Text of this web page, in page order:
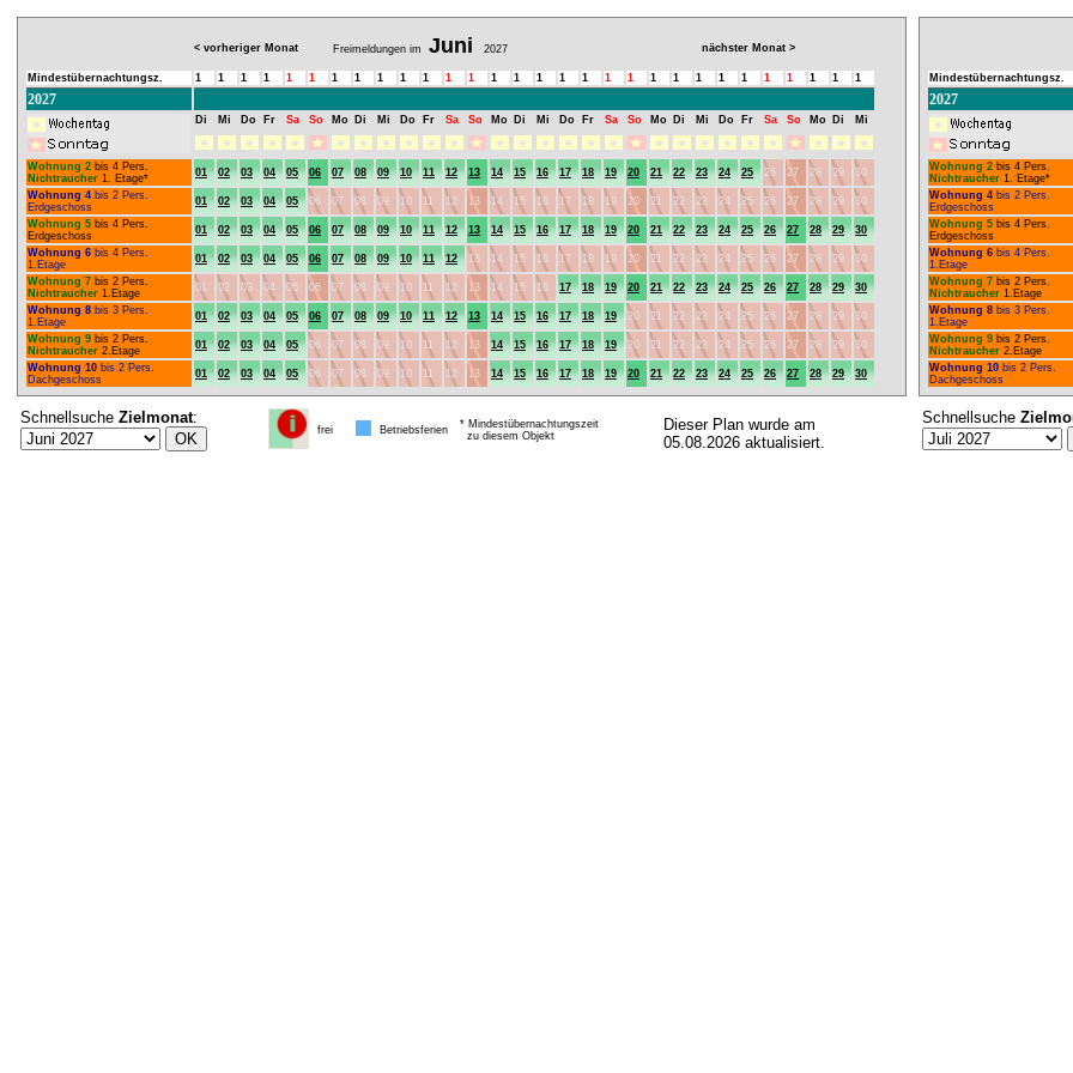
< vorheriger Monat Freimeldungen im Juni 2027 nächster Monat >
Mindestübernachtungsz. 1 1 1 1 1 1 1 1 1 1 1 1 1 1 1 1 1 1 1 1 1 1 1 1 1 1 1 1 1 1
2027
Di Mi Do Fr Sa So Mo Di Mi Do Fr Sa So Mo Di Mi Do Fr Sa So Mo Di Mi Do Fr Sa So Mo Di Mi
Wohnung 2 bis 4 Pers.
Nichtraucher 1. Etage* 01 02 03 04 05 06 07 08 09 10 11 12 13 14 15 16 17 18 19 20 21 22 23 24 25 26 27 28 29
30
Wohnung 4 bis 2 Pers.
Erdgeschoss
01 02 03 04 05 06 07 08 09 10 11 12 13 14 15 16 17 18 19 20 21 22 23 24 25 26 27 28 29
30
Wohnung 5 bis 4 Pers.
Erdgeschoss
01 02 03 04 05 06 07 08 09 10 11 12 13 14 15 16 17 18 19 20 21 22 23 24 25 26 27 28 29
30
Wohnung 6 bis 4 Pers.
1.Etage
01 02 03 04 05 06 07 08 09 10 11 12 13 14 15 16 17 18 19 20 21 22 23 24 25 26 27 28 29
30
Wohnung 7 bis 2 Pers.
Nichtraucher 1.Etage 01 02 03 04 05 06 07 08 09 10 11 12 13 14 15 16 17 18 19 20 21 22 23 24 25 26 27 28 29
30
Wohnung 8 bis 3 Pers.
1.Etage
01 02 03 04 05 06 07 08 09 10 11 12 13 14 15 16 17 18 19 20 21 22 23 24 25 26 27 28 29
30
Wohnung 9 bis 2 Pers.
Nichtraucher 2.Etage 01 02 03 04 05 06 07 08 09 10 11 12 13 14 15 16 17 18 19 20 21 22 23 24 25 26 27 28 29
30
Wohnung 10 bis 2 Pers.
Dachgeschoss
01 02 03 04 05 06 07 08 09 10 11 12 13 14 15 16 17 18 19 20 21 22 23 24 25 26 27 28 29 30
Schnellsuche Zielmonat:
frei Betriebsferien
* Mindestübernachtungszeit
zu diesem Objekt
Dieser Plan wurde am
05.08.2026 aktualisiert.
Mindestübernachtungsz.
2027
Wohnung 2 bis 4 Pers.
Nichtraucher 1. Etage*
Wohnung 4 bis 2 Pers.
Erdgeschoss
Wohnung 5 bis 4 Pers.
Erdgeschoss
Wohnung 6 bis 4 Pers.
1.Etage
Wohnung 7 bis 2 Pers.
Nichtraucher 1.Etage
Wohnung 8 bis 3 Pers.
1.Etage
Wohnung 9 bis 2 Pers.
Nichtraucher 2.Etage
Wohnung 10 bis 2 Pers.
Dachgeschoss
Schnellsuche